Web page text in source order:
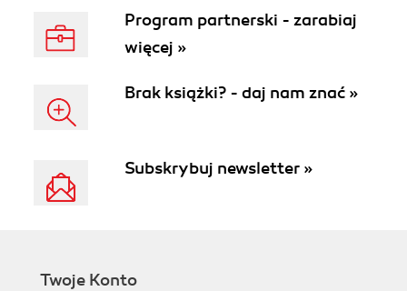
Program partnerski - zarabiaj
więcej »
Brak książki? - daj nam znać »
Subskrybuj newsletter »
Twoje Konto